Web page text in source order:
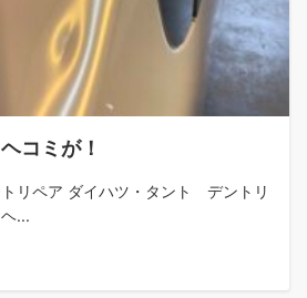
コミが！
リペア ダイハツ・タント デントリ
...